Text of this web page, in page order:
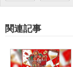
関連記事